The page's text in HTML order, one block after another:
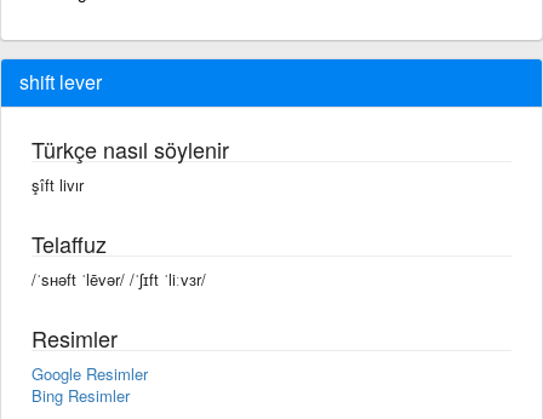
shift lever
Türkçe nasıl söylenir
şîft livır
Telaffuz
/ˈsʜəft ˈlēvər/ /ˈʃɪft ˈliːvɜr/
Resimler
Google Resimler
Bing Resimler